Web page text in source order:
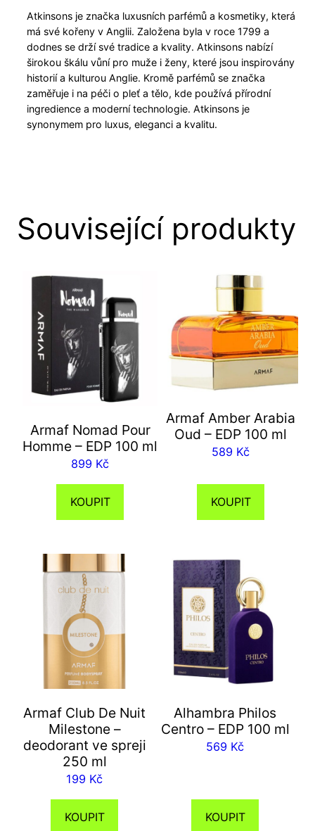
Atkinsons je značka luxusních parfémů a kosmetiky, která
má své kořeny v Anglii. Založena byla v roce 1799 a
dodnes se drží své tradice a kvality. Atkinsons nabízí
širokou škálu vůní pro muže i ženy, které jsou inspirovány
historií a kulturou Anglie. Kromě parfémů se značka
zaměřuje i na péči o pleť a tělo, kde používá přírodní
ingredience a moderní technologie. Atkinsons je
synonymem pro luxus, eleganci a kvalitu.
Související produkty
Armaf Nomad Pour
Homme – EDP 100 ml
899 Kč
KOUPIT
Armaf Amber Arabia
Oud – EDP 100 ml
589 Kč
KOUPIT
Armaf Club De Nuit
Milestone –
deodorant ve spreji
250 ml
199 Kč
KOUPIT
Alhambra Philos
Centro – EDP 100 ml
569 Kč
KOUPIT